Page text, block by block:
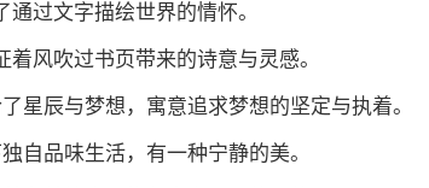
过文字描绘世界的情怀。
风吹过书页带来的诗意与灵感。
星辰与梦想，寓意追求梦想的坚定与执着。
自品味生活，有一种宁静的美。